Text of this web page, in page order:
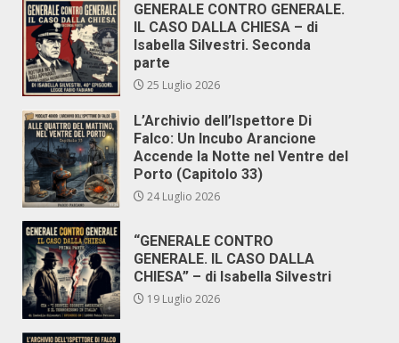
GENERALE CONTRO GENERALE.
IL CASO DALLA CHIESA – di
Isabella Silvestri. Seconda
parte
25 Luglio 2026
L’Archivio dell’Ispettore Di
Falco: Un Incubo Arancione
Accende la Notte nel Ventre del
Porto (Capitolo 33)
24 Luglio 2026
“GENERALE CONTRO
GENERALE. IL CASO DALLA
CHIESA” – di Isabella Silvestri
19 Luglio 2026